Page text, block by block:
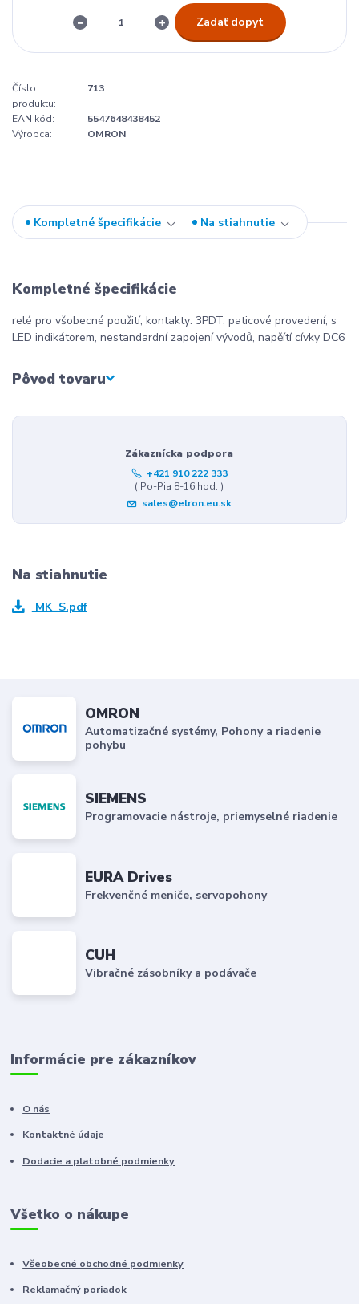
Zadať dopyt
Číslo
produktu:
713
EAN kód:
5547648438452
Výrobca:
OMRON
Kompletné špecifikácie Na stiahnutie
Kompletné špecifikácie
relé pro všobecné použití, kontakty: 3PDT, paticové provedení, s
LED indikátorem, nestandardní zapojení vývodů, napěítí cívky DC6
Pôvod tovaru
Zákaznícka podpora
+421 910 222 333
( Po-Pia 8-16 hod. )
sales@elron.eu.sk
Na stiahnutie
MK_S.pdf
OMRON
Automatizačné systémy, Pohony a riadenie
pohybu
SIEMENS
Programovacie nástroje, priemyselné riadenie
EURA Drives
Frekvenčné meniče, servopohony
CUH
Vibračné zásobníky a podávače
Informácie pre zákazníkov
O nás
Kontaktné údaje
Dodacie a platobné podmienky
Všetko o nákupe
Všeobecné obchodné podmienky
Reklamačný poriadok